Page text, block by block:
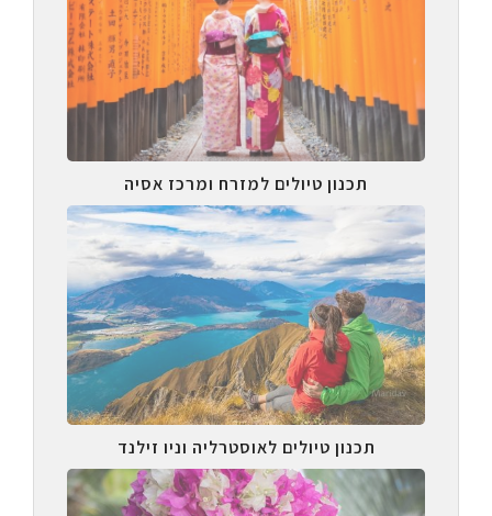
תכנון טיולים למזרח ומרכז אסיה
תכנון טיולים לאוסטרליה וניו זילנד